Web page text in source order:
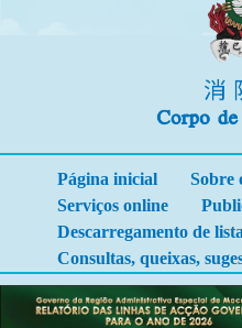
Página inicial Sobre
Serviços online
Descarregamento de
Consultas, queixas,